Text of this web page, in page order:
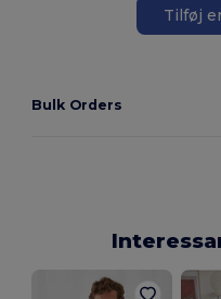
Tilføj
Bulk Orders